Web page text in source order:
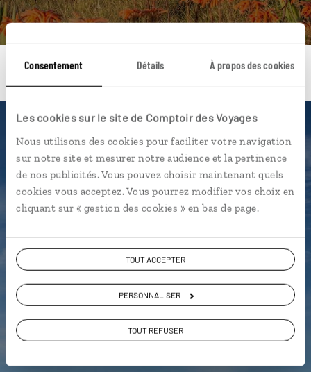
Consentement Détails À propos des cookies
Les cookies sur le site de Comptoir des Voyages
Nous utilisons des cookies pour faciliter votre navigation
sur notre site et mesurer notre audience et la pertinence
de nos publicités. Vous pouvez choisir maintenant quels
cookies vous acceptez. Vous pourrez modifier vos choix en
cliquant sur « gestion des cookies » en bas de page.
TOUT ACCEPTER
PERSONNALISER
TOUT REFUSER
Une envie de voyage
particulière ?
Sant Agusti des Vedra - Ibiza
Es Vedra - Ibiza Ibiza Dalt Vila - Ibiza
Dalt Vila - Ibiza